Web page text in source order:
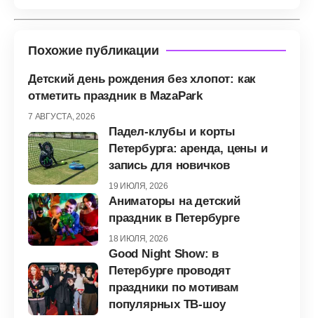
Похожие публикации
Детский день рождения без хлопот: как
отметить праздник в MazaPark
7 АВГУСТА, 2026
Падел-клубы и корты
Петербурга: аренда, цены и
запись для новичков
19 ИЮЛЯ, 2026
Аниматоры на детский
праздник в Петербурге
18 ИЮЛЯ, 2026
Good Night Show: в
Петербурге проводят
праздники по мотивам
популярных ТВ-шоу